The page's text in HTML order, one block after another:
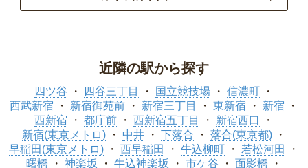
近隣の駅から探す
四ツ谷 四谷三丁目 国立競技場
信濃町
西武新宿
新宿御苑前 新宿三丁目 東新宿
新宿
西新宿
都庁前 西新宿五丁目
新宿西口
新宿(東京メトロ)
中井 下落合
落合(東京都)
早稲田(東京メトロ)
西早稲田 牛込柳町
若松河田
曙橋
神楽坂 牛込神楽坂 市ケ谷 面影橋